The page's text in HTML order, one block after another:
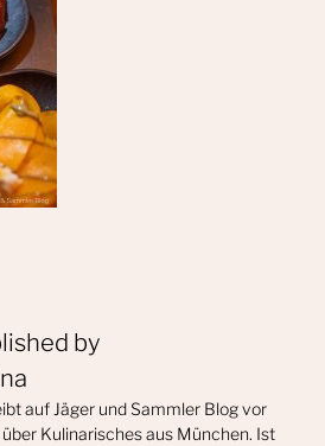
by
auf Jäger und Sammler Blog vor
Kulinarisches aus München. Ist